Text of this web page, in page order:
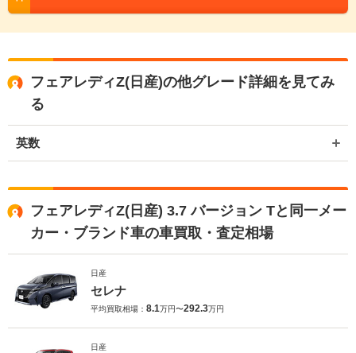
フェアレディZ(日産)の他グレード詳細を見てみ
る
英数
フェアレディZ(日産) 3.7 バージョン Tと同一メー
カー・ブランド車の車買取・査定相場
日産
セレナ
平均買取相場： 8.1万円〜292.3万円
日産